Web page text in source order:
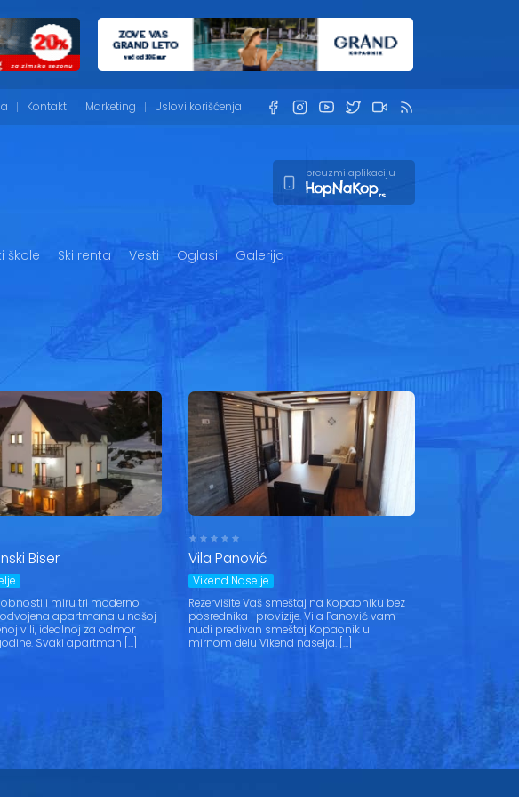
Kontakt Marketing Uslovi korišćenja
preuzmi aplikaciju
škole Ski renta Vesti Oglasi Galerija
Biser
i miru tri moderno
apartmana u našoj
vili, idealnoj za odmor
Svaki apartman […]
Vila Panović
Vikend Naselje
Rezervišite Vaš smeštaj na Kopaoniku bez
posrednika i provizije. Vila Panović vam
nudi predivan smeštaj Kopaonik u
mirnom delu Vikend naselja. […]